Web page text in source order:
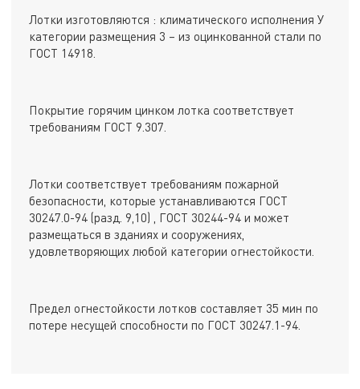
Лотки изготовляются : климатического исполнения У
категории размещения 3 – из оцинкованной стали по
ГОСТ 14918.
Покрытие горячим цинком лотка соответствует
требованиям ГОСТ 9.307.
Лотки соответствует требованиям пожарной
безопасности, которые устанавливаются ГОСТ
30247.0-94 (разд. 9,10) , ГОСТ 30244-94 и может
размещаться в зданиях и сооружениях,
удовлетворяющих любой категории огнестойкости.
Предел огнестойкости лотков составляет 35 мин по
потере несущей способности по ГОСТ 30247.1-94.